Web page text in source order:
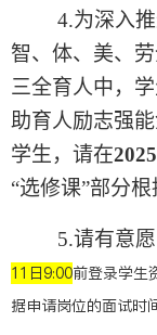
4.为深入
智、体、美、
三全育人中，
助育人励志强
学生，请在2025
“选修课”部分
5.请有意
11 日9:00前登录学生
据申请岗位的面试时